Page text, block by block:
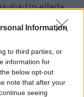
Information
to third parties, or
information for
below opt-out
note that after your
seeing
gia-tin-ellada
χώρας μας στις
τα
Βόρεια Ελλάδα
να πέσει μέχρι